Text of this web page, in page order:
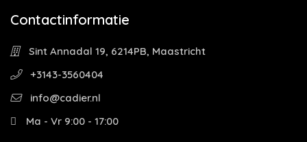
Contactinformatie
Sint Annadal 19, 6214PB, Maastricht
+3143-3560404
info@cadier.nl
Ma - Vr 9:00 - 17:00